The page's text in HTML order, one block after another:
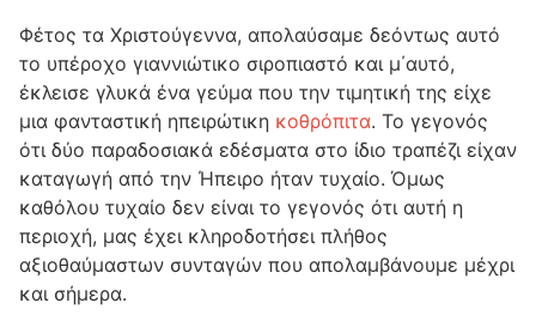
Φέτος τα Χριστούγεννα, απολαύσαμε δεόντως αυτό
το υπέροχο γιαννιώτικο σιροπιαστό και μ΄αυτό,
έκλεισε γλυκά ένα γεύμα που την τιμητική της είχε
μια φανταστική ηπειρώτικη κοθρόπιτα. Το γεγονός
ότι δύο παραδοσιακά εδέσματα στο ίδιο τραπέζι είχαν
καταγωγή από την Ήπειρο ήταν τυχαίο. Όμως
καθόλου τυχαίο δεν είναι το γεγονός ότι αυτή η
περιοχή, μας έχει κληροδοτήσει πλήθος
αξιοθαύμαστων συνταγών που απολαμβάνουμε μέχρι
και σήμερα.